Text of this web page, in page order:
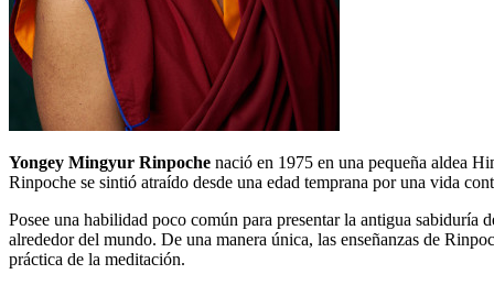
Yongey Mingyur Rinpoche nació en 1975 en una pequeña aldea
Rinpoche se sintió atraído desde una edad temprana por una vida
Posee una habilidad poco común para presentar la antigua sabiduría
alrededor del mundo. De una manera única, las enseñanzas de
práctica de la meditación.